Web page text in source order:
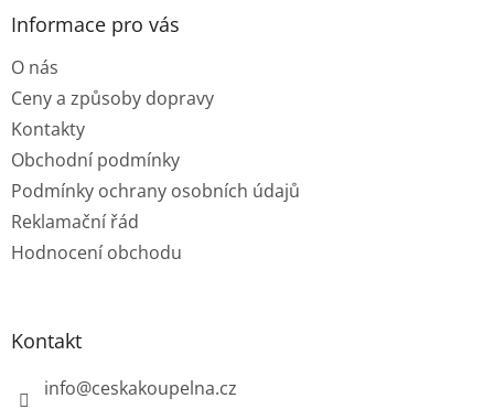
Informace pro vás
O nás
Ceny a způsoby dopravy
Kontakty
Obchodní podmínky
Podmínky ochrany osobních údajů
Reklamační řád
Hodnocení obchodu
Kontakt
info@ceskakoupelna.cz